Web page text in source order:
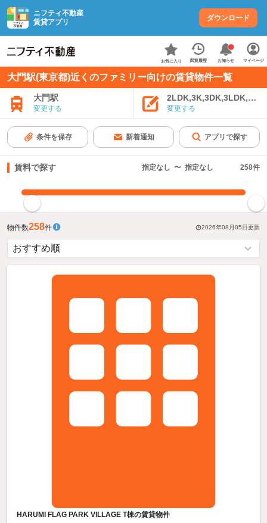
ニフティ不動産
賃貸アプリ
ダウンロード
お気に入り 閲覧履歴 お知らせ マイページ
大門駅(東京都)近くのファミリー向けの賃貸物件一覧
大門駅
変更する 変更する
条件を保存 新着通知 アプリで探す
賃料で探す 指定なし 〜 指定なし 258件
物件数258件 2026年08月05日更新
HARUMI FLAG PARK VILLAGE T棟の賃貸物件